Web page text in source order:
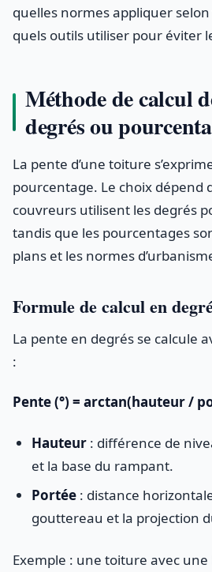
quelles normes appliquer
quels outils utiliser pour éviter
Méthode de calcul
degrés ou
La pente d’une toiture
pourcentage. Le choix dépend
couvreurs utilisent les degrés
tandis que les pourcentages
plans et les normes
Formule de calcul en
La pente en degrés se calcule
:
Pente (°) = arctan(hauteur /
Hauteur : différence de
et la base du rampant.
Portée : distance
gouttereau et la projection
Exemple : une toiture avec